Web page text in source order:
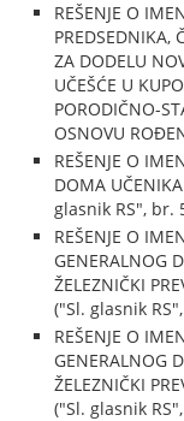
REŠENJE O
PREDSEDNIKA,
ZA DODELU
UČEŠĆE U
PORODIČNO-
OSNOVU
REŠENJE O
DOMA
glasnik RS", br.
REŠENJE O
GENERALNOG
ŽELEZNIČKI
("Sl. glasnik
REŠENJE O
GENERALNOG
ŽELEZNIČKI
("Sl. glasnik